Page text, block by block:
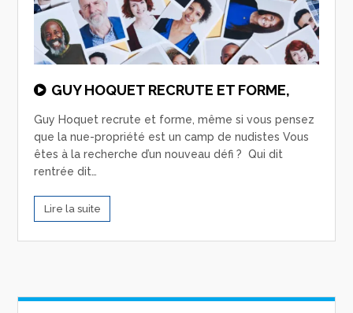
GUY HOQUET RECRUTE ET FORME,
Guy Hoquet recrute et forme, même si vous pensez
que la nue-propriété est un camp de nudistes Vous
êtes à la recherche d’un nouveau défi ? Qui dit
rentrée dit…
Lire la suite